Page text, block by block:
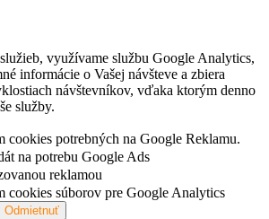
využívame službu Google Analytics,
informácie o Vašej návšteve a zbiera
návštevníkov, vďaka ktorým denno
služby.
cookies potrebných na Google Reklamu.
na potrebu Google Ads
reklamou
cookies súborov pre Google Analytics
Odmietnuť